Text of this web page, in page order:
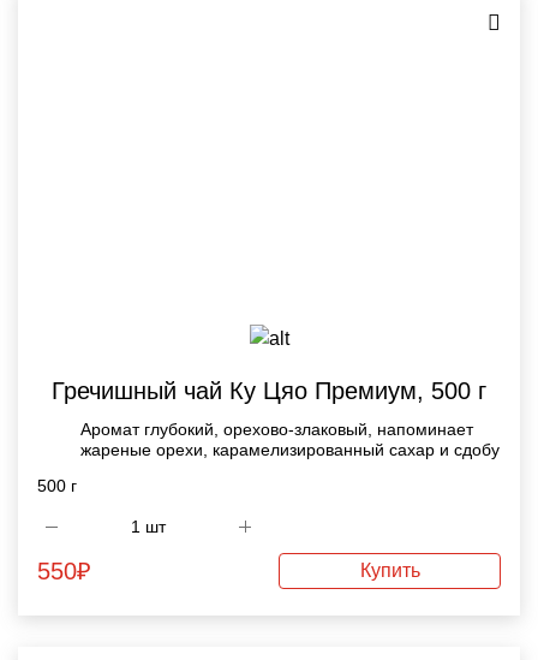
Гречишный чай Ку Цяо Премиум, 500 г
Аромат глубокий, орехово-злаковый, напоминает
жареные орехи, карамелизированный сахар и сдобу
500 г
550₽ Купить